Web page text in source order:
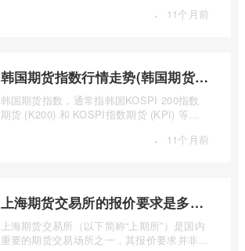
· 11个月前
韩国期货指数行情走势(韩国期货指数行情走势图)
韩国期货指数，通常指韩国KOSPI 200指数
期货 (K200) 和 KOSPI指数期货 (KPI) 等主
· 11个月前
上海期货交易所的报价要求是多少(上海期货交易所的报价要求是多少钱)
上海期货交易所（以下简称“上期所”）是国内
重要的期货交易场所之一，其报价要求并非一